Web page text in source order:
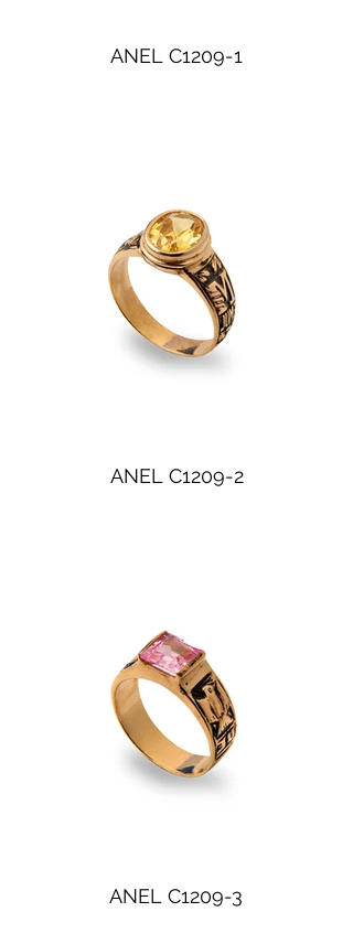
ANEL C1209-1
ANEL C1209-2
ANEL C1209-3